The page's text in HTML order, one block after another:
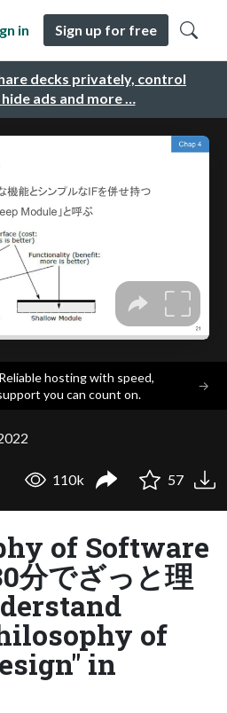
decks privately, control
ads and more …
in Sign up for free
hosting with speed,
you can count on.
→
110k 57
of Software
分でざっと理
of
in